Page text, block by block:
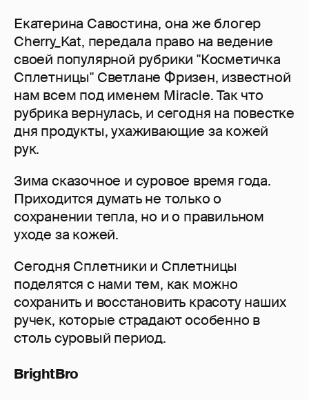
Екатерина Савостина, она же блогер
Cherry_Kat, передала право на ведение
своей популярной рубрики "Косметичка
Сплетницы" Светлане Фризен, известной
нам всем под именем Miracle. Так что
рубрика вернулась, и сегодня на повестке
дня продукты, ухаживающие за кожей
рук.
Зима сказочное и суровое время года.
Приходится думать не только о
сохранении тепла, но и о правильном
уходе за кожей.
Сегодня Сплетники и Сплетницы
поделятся с нами тем, как можно
сохранить и восстановить красоту наших
ручек, которые страдают особенно в
столь суровый период.
BrightBro